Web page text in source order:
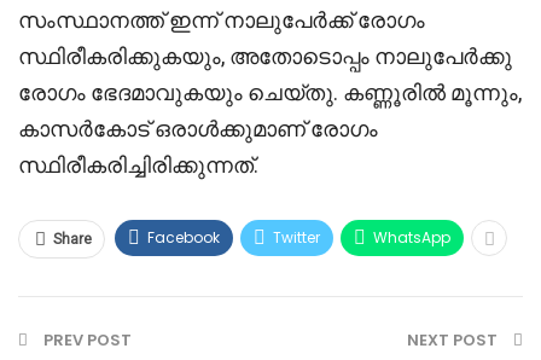
സംസ്ഥാനത്ത് ഇന്ന് നാലുപേർക്ക് രോഗം
സ്ഥിരീകരിക്കുകയും, അതോടൊപ്പം നാലുപേർക്കു
രോഗം ഭേദമാവുകയും ചെയ്തു. കണ്ണൂരിൽ മൂന്നും,
കാസർകോട് ഒരാൾക്കുമാണ് രോഗം
സ്ഥിരീകരിച്ചിരിക്കുന്നത്.
Share Facebook Twitter WhatsApp
PREV POST NEXT POST